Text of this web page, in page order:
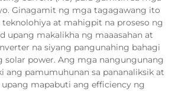
Ginagamit ng mga tagagawang ito
at mahigpit na proseso ng
upang makalikha ng maaasahan at
na siyang pangunahing bahagi
solar power. Ang mga nangungunang
ang pamumuhunan sa pananaliksik at
upang mapabuti ang efficiency ng